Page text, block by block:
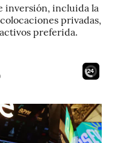
inversión, incluida la
privadas,
preferida.
22